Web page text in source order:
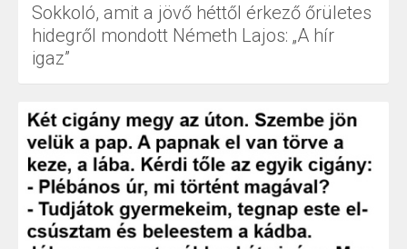
Sokkoló, amit a jövő héttől érkező őrületes
hidegről mondott Németh Lajos: „A hír
igaz”